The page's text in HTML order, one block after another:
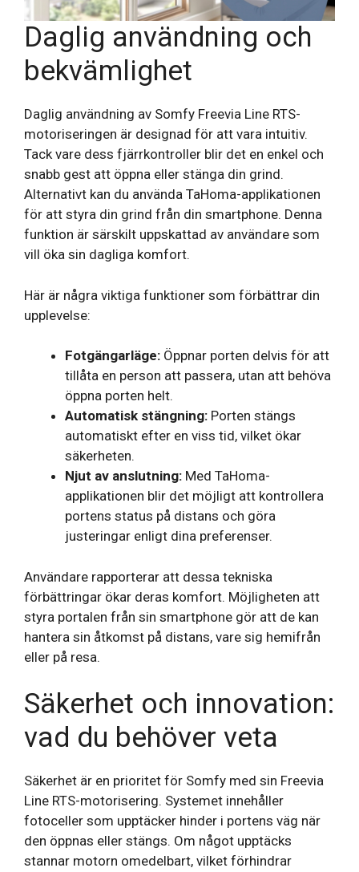
Daglig användning och
bekvämlighet
Daglig användning av Somfy Freevia Line RTS-
motoriseringen är designad för att vara intuitiv.
Tack vare dess fjärrkontroller blir det en enkel och
snabb gest att öppna eller stänga din grind.
Alternativt kan du använda TaHoma-applikationen
för att styra din grind från din smartphone. Denna
funktion är särskilt uppskattad av användare som
vill öka sin dagliga komfort.
Här är några viktiga funktioner som förbättrar din
upplevelse:
Fotgängarläge: Öppnar porten delvis för att
tillåta en person att passera, utan att behöva
öppna porten helt.
Automatisk stängning: Porten stängs
automatiskt efter en viss tid, vilket ökar
säkerheten.
Njut av anslutning: Med TaHoma-
applikationen blir det möjligt att kontrollera
portens status på distans och göra
justeringar enligt dina preferenser.
Användare rapporterar att dessa tekniska
förbättringar ökar deras komfort. Möjligheten att
styra portalen från sin smartphone gör att de kan
hantera sin åtkomst på distans, vare sig hemifrån
eller på resa.
Säkerhet och innovation:
vad du behöver veta
Säkerhet är en prioritet för Somfy med sin Freevia
Line RTS-motorisering. Systemet innehåller
fotoceller som upptäcker hinder i portens väg när
den öppnas eller stängs. Om något upptäcks
stannar motorn omedelbart, vilket förhindrar